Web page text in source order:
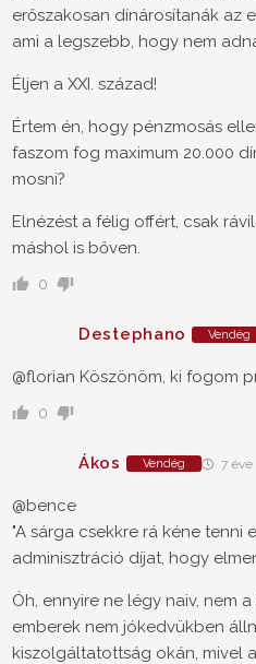
erőszakosan dínárosítanák az
ami a legszebb, hogy nem
Éljen a XXI. század!
Értem én, hogy pénzmosás
faszom fog maximum 20.000
mosni?
Elnézést a félig offért, csak
máshol is bőven.
0
Destephano Vendég
@florian Köszönöm, ki fogom
0
Ákos Vendég 7 éve
@bence
"A sárga csekkre rá kéne tenni
adminisztráció díjat, hogy
Óh, ennyire ne légy naiv, nem
emberek nem jókedvükben
kiszolgáltatottság okán, mivel